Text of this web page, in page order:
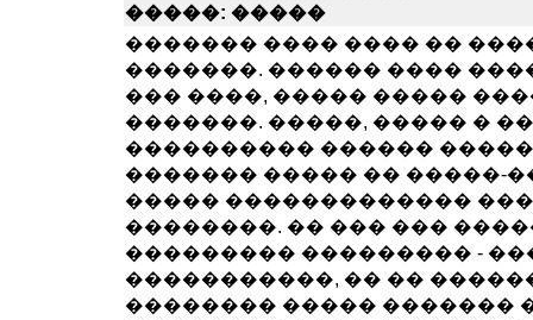
�����: �����
������� ���� ���� ��
�������. ������ ����
��� ����, ����� �����
�������. �����, ����� �
���������� ������
������� ����� �� �����-
����� �������������
��������. �� ��� ���
��������� ��������� -
�����������, �� ��
�������� ����� �������